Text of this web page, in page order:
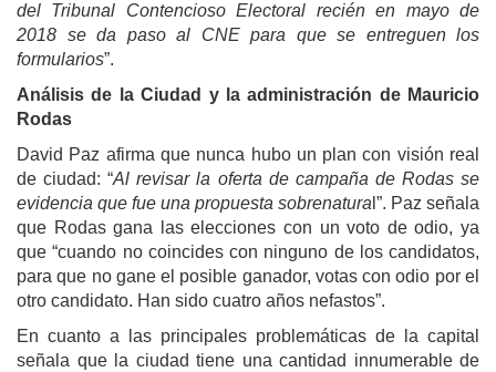
del Tribunal Contencioso Electoral recién en mayo de
2018 se da paso al CNE para que se entreguen los
formularios”.
Análisis de la Ciudad y la administración de Mauricio
Rodas
David Paz afirma que nunca hubo un plan con visión real
de ciudad: “Al revisar la oferta de campaña de Rodas se
evidencia que fue una propuesta sobrenatura l”. Paz señala
que Rodas gana las elecciones con un voto de odio, ya
que “cuando no coincides con ninguno de los candidatos,
para que no gane el posible ganador, votas con odio por el
otro candidato. Han sido cuatro años nefastos”.
En cuanto a las principales problemáticas de la capital
señala que la ciudad tiene una cantidad innumerable de